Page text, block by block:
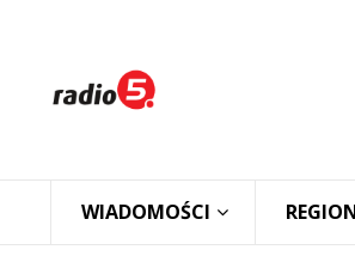
WIADOMOŚCI